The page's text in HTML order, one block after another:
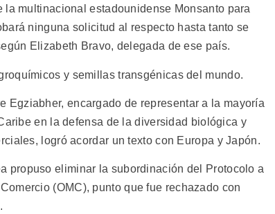
multinacional estadounidense Monsanto para
ninguna solicitud al respecto hasta tanto se
Elizabeth Bravo, delegada de ese país.
y semillas transgénicas del mundo.
Egziabher, encargado de representar a la mayoría
en la defensa de la diversidad biológica y
logró acordar un texto con Europa y Japón.
propuso eliminar la subordinación del Protocolo a
(OMC), punto que fue rechazado con